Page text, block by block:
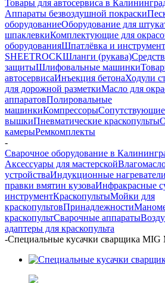
Товары для автосервиса в
Аппараты безвоздушной покраски
оборудованиеОборудование для
шпаклевкиКомплектующие для
оборудованияШпатлёвка и
SHEETROCKШланги (рукава)
защитыШлифовальные машинки
автосервисаИнъекция бетонаХодули
для дорожной разметкиМасло для
аппаратовПолировальные
машинкиКомпрессоры
вышкиПневматические краскопульты
камерыРемкомплекты
-
Сварочное оборудование в
Аксессуары для мастерской
устройстваИндукционные нагреватели
правки вмятин кузоваИнфракрасные
инструментКраскопультыМойки для
краскопультовПринадлежности
краскопультСварочные аппараты
адаптеры для краскопульта
-Специальные кусачки сварщика MIG